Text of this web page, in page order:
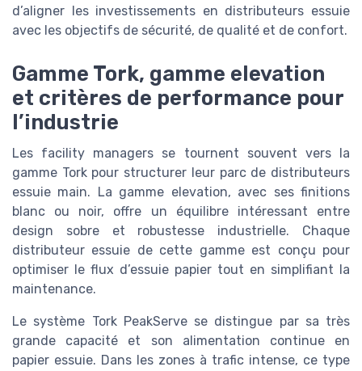
d’aligner les investissements en distributeurs essuie
avec les objectifs de sécurité, de qualité et de confort.
Gamme Tork, gamme elevation
et critères de performance pour
l’industrie
Les facility managers se tournent souvent vers la
gamme Tork pour structurer leur parc de distributeurs
essuie main. La gamme elevation, avec ses finitions
blanc ou noir, offre un équilibre intéressant entre
design sobre et robustesse industrielle. Chaque
distributeur essuie de cette gamme est conçu pour
optimiser le flux d’essuie papier tout en simplifiant la
maintenance.
Le système Tork PeakServe se distingue par sa très
grande capacité et son alimentation continue en
papier essuie. Dans les zones à trafic intense, ce type